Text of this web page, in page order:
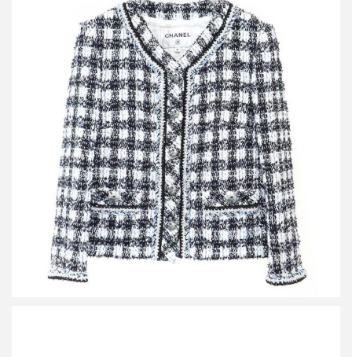
シャネル 23AW ココマークボタン ノーカラーツイードジャケット
P74461V66061
買取金額216,000円
詳しく見る